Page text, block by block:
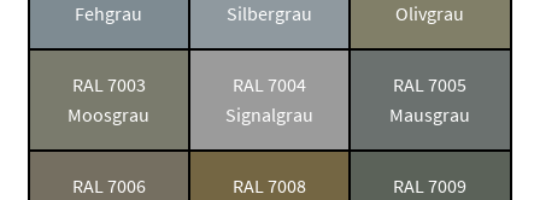
Fehgrau
Silbergrau
Olivgrau
RAL 7003
Moosgrau
RAL 7004
Signalgrau
RAL 7005
Mausgrau
RAL 7006
RAL 7008
RAL 7009